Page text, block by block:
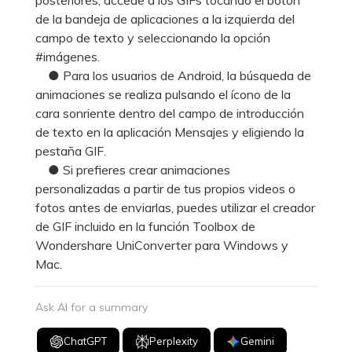
de la bandeja de aplicaciones a la izquierda del
campo de texto y seleccionando la opción
#imágenes.
● Para los usuarios de Android, la búsqueda de
animaciones se realiza pulsando el ícono de la
cara sonriente dentro del campo de introducción
de texto en la aplicación Mensajes y eligiendo la
pestaña GIF.
● Si prefieres crear animaciones
personalizadas a partir de tus propios videos o
fotos antes de enviarlas, puedes utilizar el creador
de GIF incluido en la función Toolbox de
Wondershare UniConverter para Windows y
Mac.
Ask AI for a summary
ChatGPT Perplexity Gemini